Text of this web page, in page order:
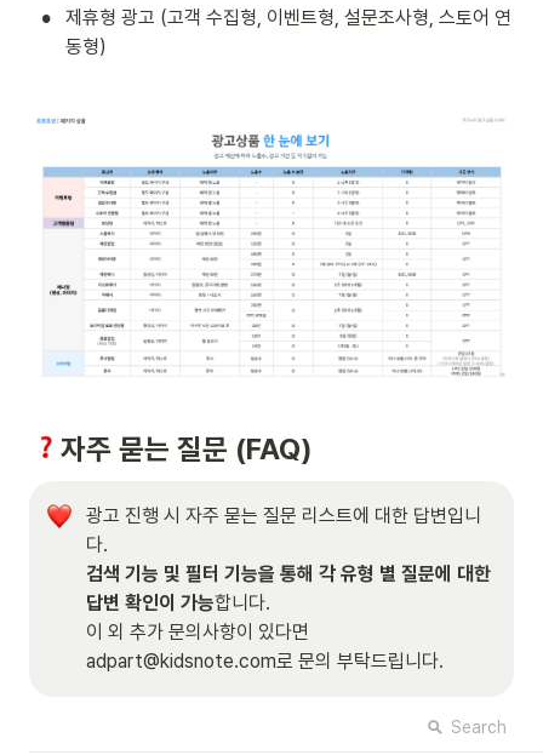
•
제휴형 광고 (고객 수집형, 이벤트형, 설문조사형, 스토어 연
동형)
자주 묻는 질문 (FAQ)
광고 진행 시 자주 묻는 질문 리스트에 대한 답변입니
검색 기능 및 필터 기능을 통해 각 유형 별 질문에 대한
답변 확인이 가능합니다.
이 외 추가 문의사항이 있다면
adpart@kidsnote.com로 문의 부탁드립니다.
Search